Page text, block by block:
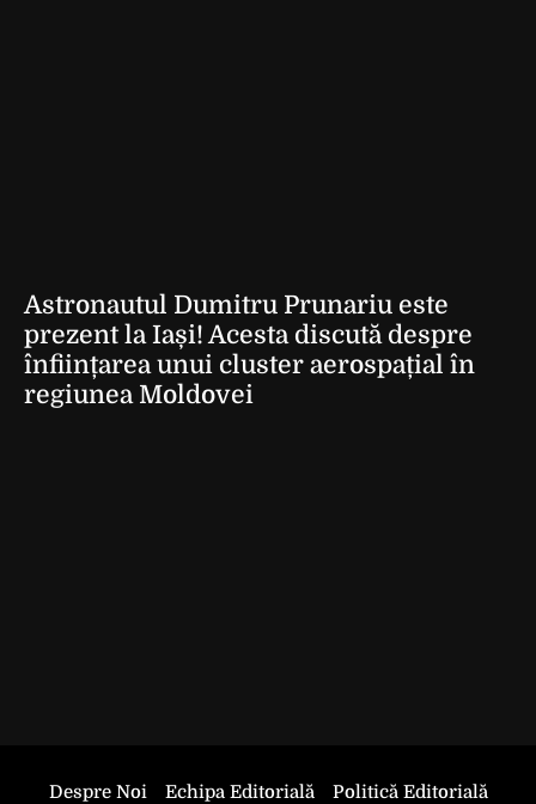
Astronautul Dumitru Prunariu este
prezent la Iași! Acesta discută despre
înființarea unui cluster aerospațial în
regiunea Moldovei
Despre Noi Echipa Editorială
Politică Editorială